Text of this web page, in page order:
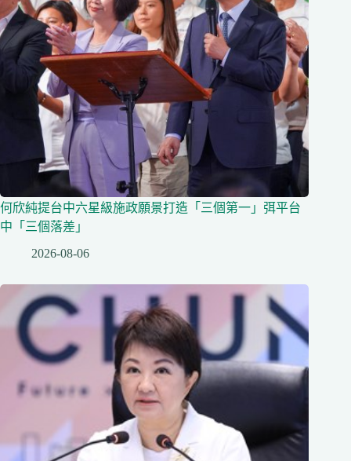
何欣純提台中六星級施政願景打造「三個第一」弭平台
中「三個落差」
2026-08-06